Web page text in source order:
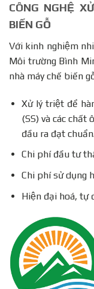
CÔNG NGHỆ
BIẾN GỖ
Với kinh nghiệm
Môi trường Bình
nhà máy chế biến
Xử lý triệt để
(SS) và các
đầu ra đạt
Chi phí đầu tư
Chi phí sử dụng
Hiện đại hoá, tự